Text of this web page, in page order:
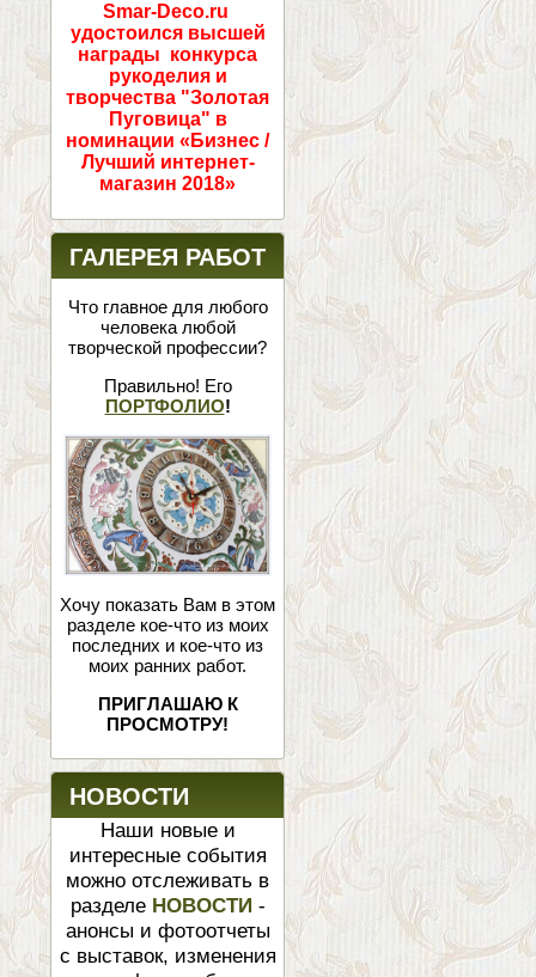
Smar-Deco.ru
удостоился высшей
награды конкурса
рукоделия и
творчества "Золотая
Пуговица" в
номинации «Бизнес /
Лучший интернет-
магазин 2018»
ГАЛЕРЕЯ РАБОТ
Что главное для любого
человека любой
творческой профессии?
Правильно! Его
ПОРТФОЛИО!
Хочу показать Вам в этом
разделе кое-что из моих
последних и кое-что из
моих ранних работ.
ПРИГЛАШАЮ К
ПРОСМОТРУ!
НОВОСТИ
Наши новые и
интересные события
можно отслеживать в
разделе НОВОСТИ -
анонсы и фотоотчеты
с выставок, изменения